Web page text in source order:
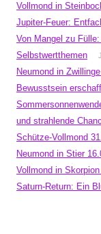
Vollmond in
Jupiter-Feuer:
Von Mangel zu
Selbstwertthemen
Neumond in
Bewusstsein
und strahlende
Schütze-Vollmond
Neumond in Stier
Vollmond in
Saturn-Return: Ein